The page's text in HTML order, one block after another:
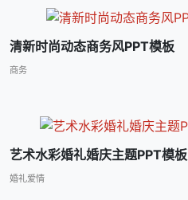
清新时尚动态商务风PPT模板
商务
艺术水彩婚礼婚庆主题PPT模板
婚礼爱情